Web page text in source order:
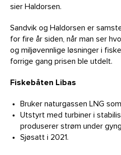
sier Haldorsen.
Sandvik og Haldorsen er
for fire år siden, når man ser
og miljøvennlige løsninger i
forrige gang prisen ble utdelt.
Fiskebåten Libas
Bruker naturgassen LNG
Utstyrt med turbiner i
produserer strøm under
Sjøsatt i 2021.